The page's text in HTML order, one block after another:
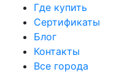
Где купить
Сертификаты
Блог
Контакты
Все города